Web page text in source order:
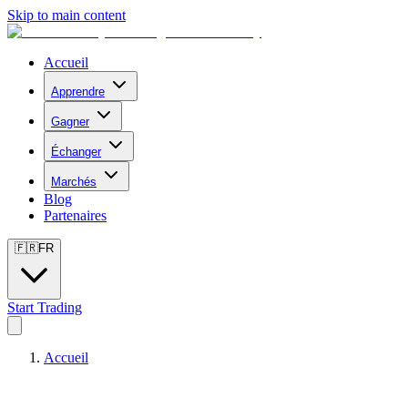
Skip to main content
Accueil
Apprendre
Gagner
Échanger
Marchés
Blog
Partenaires
🇫🇷FR
Start Trading
Accueil